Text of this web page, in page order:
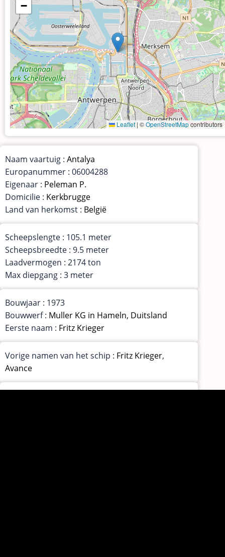
−
Leaflet | ©OpenStreetMapcontributors
Naam vaartuig : Antalya
Europanummer : 06004288
Eigenaar : Peleman P.
Domicilie : Kerkbrugge
Land van herkomst : België
Scheepslengte : 105.1 meter
Scheepsbreedte : 9.5 meter
Laadvermogen : 2174 ton
Max diepgang : 3 meter
Bouwjaar : 1973
Bouwwerf : Muller KG in Hameln, Duitsland
Eerste naam : Fritz Krieger
Vorige namen van het schip : Fritz Krieger,
Avance